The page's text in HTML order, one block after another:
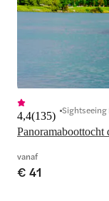
Panoramaboottocht
4,4(135)
vanaf
€ 41